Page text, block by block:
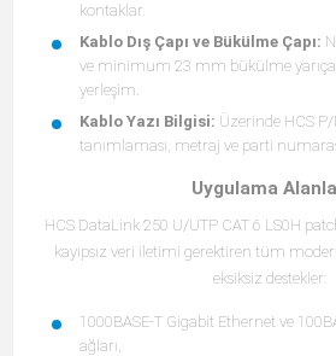
kontaklar.
Kablo Dış Çapı ve Bükülme Çapı:
ve minimum 23 mm bükülme
yerleşim.
Kablo Yazı Bilgisi: Üzerinde HCS
tanımlaması, metraj ve parti
Uygulama
HCS DataLink 250 U/UTP CAT 6 LS0H
kayıpsız veri iletimi gerektiren tüm
eksiksiz destekler:
1000BASE-T Gigabit Ethernet ve
ağları,